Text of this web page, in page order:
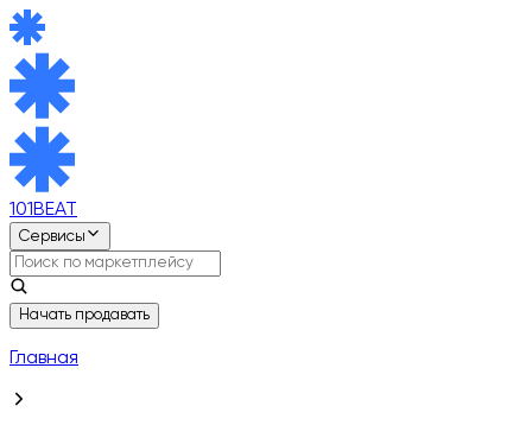
101BEAT
Сервисы
Начать продавать
Главная